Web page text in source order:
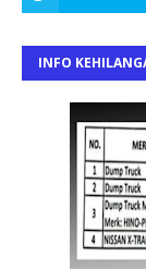
INFO